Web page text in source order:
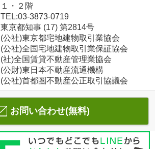
１・２階
TEL:03-3873-0719
東京都知事 (17) 第2814号
(公社)東京都宅地建物取引業協会
(公社)全国宅地建物取引業保証協会
(社)全国賃貸不動産管理業協会
(公財)東日本不動産流通機構
(公社)首都圏不動産公正取引協議会
お問い合わせ(無料)